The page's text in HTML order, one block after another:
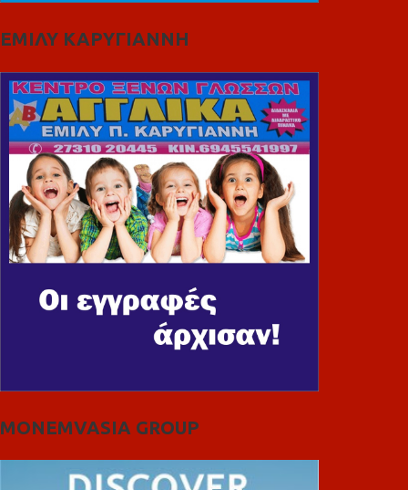
ΕΜΙΛΥ ΚΑΡΥΓΙΑΝΝΗ
MONEMVASIA GROUP